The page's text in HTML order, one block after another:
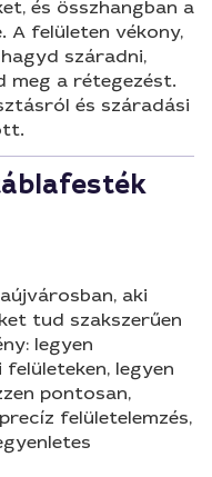
és összhangban a
felületen vékony,
száradni,
meg a rétegezést.
és száradási
aki
tud szakszerűen
legyen
legyen
pontosan,
felületelemzés,